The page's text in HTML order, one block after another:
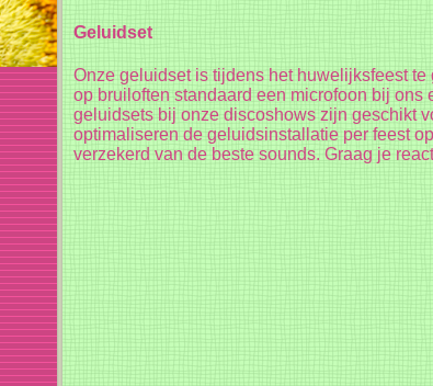
Geluidset
Onze geluidset is tijdens het huwelijksfeest
op bruiloften standaard een microfoon bij
geluidsets bij onze discoshows zijn geschikt
optimaliseren de geluidsinstallatie per feest
verzekerd van de beste sounds. Graag je